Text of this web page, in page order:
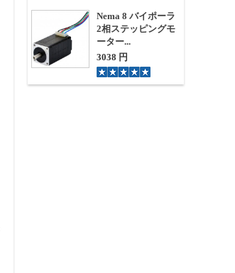
Nema 8 バイポーラ
2相ステッピングモ
ーター...
3038 円